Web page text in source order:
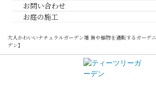
お問い合わせ
お庭の施工
大人かわいいナチュラルガーデン雑 貨や植物を通販するガーデ
デン】